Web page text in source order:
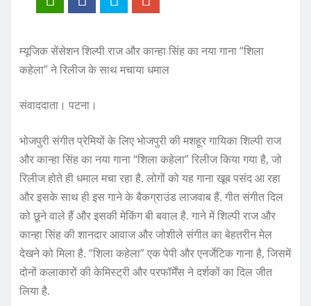
म्यूजिक सेंसेशन शिल्पी राज और कान्हा सिंह का नया गाना “शिला
कहेला” ने रिलीज के साथ मचाया धमाल
संवाददाता। पटना।
भोजपुरी संगीत प्रेमियों के लिए भोजपुरी की मशहूर गायिका शिल्पी राज
और कान्हा सिंह का नया गाना “शिला कहेला” रिलीज किया गया है, जो
रिलीज होते ही धमाल मचा रहा है. लोगों को यह गाना खूब पसंद आ रहा
और इसके साथ ही इस गाने के बैकग्राउंड लाजवाब हैं. गीत संगीत दिल
को छूने वाले हैं और इसकी मेकिंग बी बवाल है. गाने में शिल्पी राज और
कान्हा सिंह की शानदार आवाज और जोशीले संगीत का बेहतरीन मेल
देखने को मिला है. “शिला कहेला” एक पेपी और एनर्जेटिक गाना है, जिसमें
दोनों कलाकारों की केमिस्ट्री और परफॉर्मेंस ने दर्शकों का दिल जीत
लिया है.